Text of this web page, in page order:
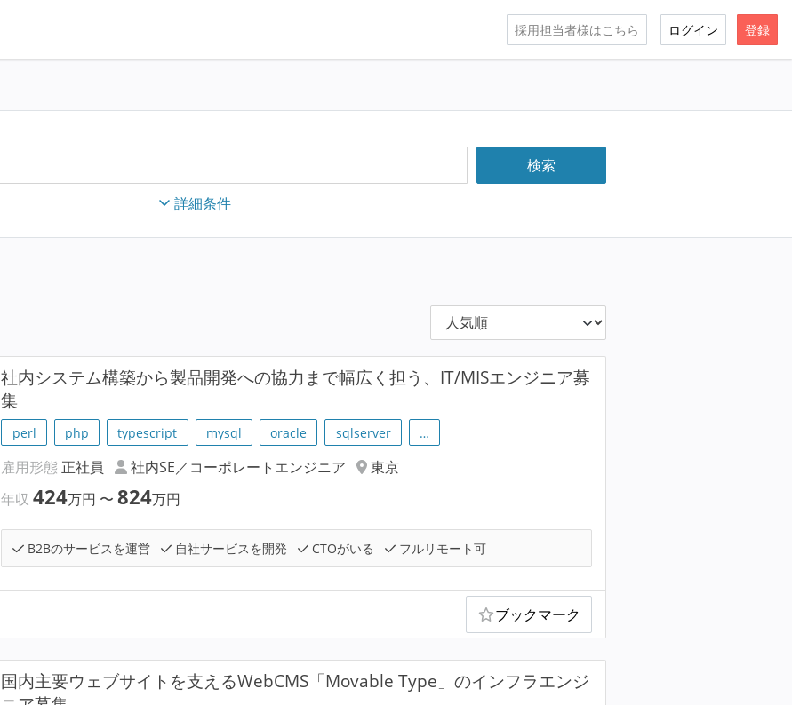
採用担当者様はこちら ログイン 登録
詳細条件
社内システム構築から製品開発への協力まで幅広く担う、IT/MISエンジニア募
集
perl php typescript mysql oracle sqlserver …
雇用形態 正社員 社内SE／コーポレートエンジニア
東京
年収424万円 〜824万円
B2Bのサービスを運営 自社サービスを開発 CTOがいる フルリモート可
ブックマーク
国内主要ウェブサイトを支えるWebCMS「Movable Type」のインフラエンジ